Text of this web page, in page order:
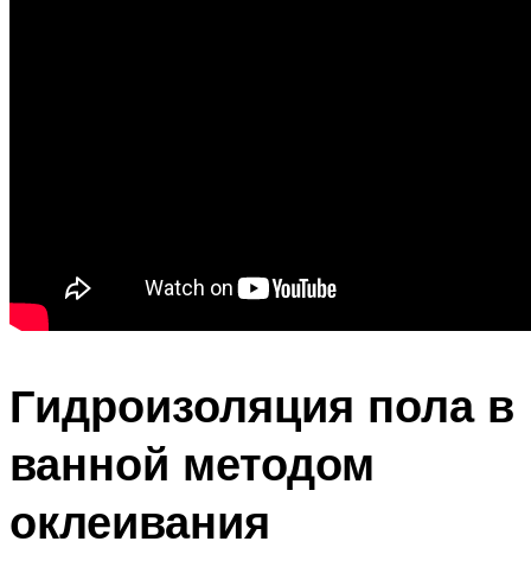
Гидроизоляция пола в
ванной методом
оклеивания